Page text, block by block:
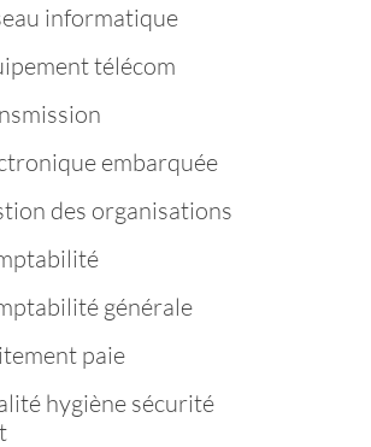
informatique
télécom
embarquée
des organisations
générale
paie
hygiène sécurité